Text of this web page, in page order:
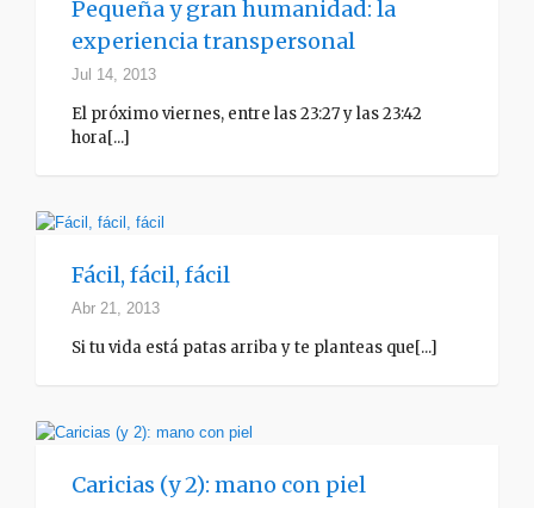
Pequeña y gran humanidad: la
experiencia transpersonal
Jul 14, 2013
El próximo viernes, entre las 23:27 y las 23:42
hora[...]
Fácil, fácil, fácil
Abr 21, 2013
Si tu vida está patas arriba y te planteas que[...]
Caricias (y 2): mano con piel